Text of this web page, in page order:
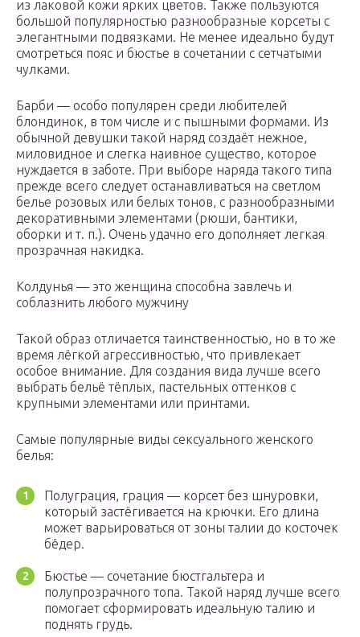
из лаковой кожи ярких цветов. Также пользуются
большой популярностью разнообразные корсеты с
элегантными подвязками. Не менее идеально будут
смотреться пояс и бюстье в сочетании с сетчатыми
чулками.
Барби — особо популярен среди любителей
блондинок, в том числе и с пышными формами. Из
обычной девушки такой наряд создаёт нежное,
миловидное и слегка наивное существо, которое
нуждается в заботе. При выборе наряда такого типа
прежде всего следует останавливаться на светлом
белье розовых или белых тонов, с разнообразными
декоративными элементами (рюши, бантики,
оборки и т. п.). Очень удачно его дополняет легкая
прозрачная накидка.
Колдунья — это женщина способна завлечь и
соблазнить любого мужчину
Такой образ отличается таинственностью, но в то же
время лёгкой агрессивностью, что привлекает
особое внимание. Для создания вида лучше всего
выбрать бельё тёплых, пастельных оттенков с
крупными элементами или принтами.
Самые популярные виды сексуального женского
белья:
Полуграция, грация — корсет без шнуровки,
который застёгивается на крючки. Его длина
может варьироваться от зоны талии до косточек
бёдер.
Бюстье — сочетание бюстгальтера и
полупрозрачного топа. Такой наряд лучше всего
помогает сформировать идеальную талию и
поднять грудь.